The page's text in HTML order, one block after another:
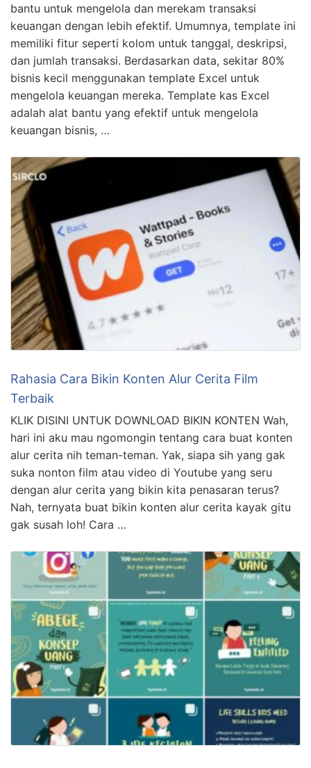
bantu untuk mengelola dan merekam transaksi
keuangan dengan lebih efektif. Umumnya, template ini
memiliki fitur seperti kolom untuk tanggal, deskripsi,
dan jumlah transaksi. Berdasarkan data, sekitar 80%
bisnis kecil menggunakan template Excel untuk
mengelola keuangan mereka. Template kas Excel
adalah alat bantu yang efektif untuk mengelola
keuangan bisnis, …
Rahasia Cara Bikin Konten Alur Cerita Film
Terbaik
KLIK DISINI UNTUK DOWNLOAD BIKIN KONTEN Wah,
hari ini aku mau ngomongin tentang cara buat konten
alur cerita nih teman-teman. Yak, siapa sih yang gak
suka nonton film atau video di Youtube yang seru
dengan alur cerita yang bikin kita penasaran terus?
Nah, ternyata buat bikin konten alur cerita kayak gitu
gak susah loh! Cara …